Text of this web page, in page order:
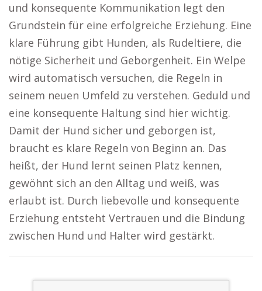
und konsequente Kommunikation legt den
Grundstein für eine erfolgreiche Erziehung. Eine
klare Führung gibt Hunden, als Rudeltiere, die
nötige Sicherheit und Geborgenheit. Ein Welpe
wird automatisch versuchen, die Regeln in
seinem neuen Umfeld zu verstehen. Geduld und
eine konsequente Haltung sind hier wichtig.
Damit der Hund sicher und geborgen ist,
braucht es klare Regeln von Beginn an. Das
heißt, der Hund lernt seinen Platz kennen,
gewöhnt sich an den Alltag und weiß, was
erlaubt ist. Durch liebevolle und konsequente
Erziehung entsteht Vertrauen und die Bindung
zwischen Hund und Halter wird gestärkt.